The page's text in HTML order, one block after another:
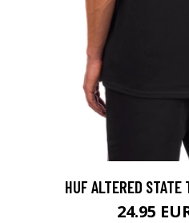
HUF ALTERED
24.95